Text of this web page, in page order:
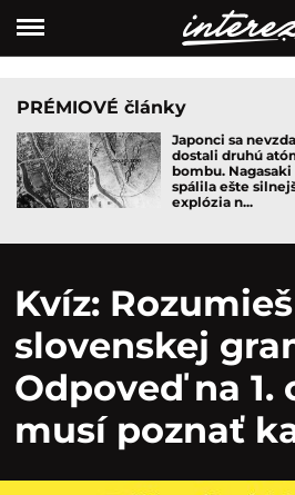
PRÉMIOVÉ články
Japonci sa
dostali druhú
bombu. Nagasaki
spálila ešte
explózia n...
Kvíz: Rozumieš
slovenskej
Odpoveď na 1.
musí poznať